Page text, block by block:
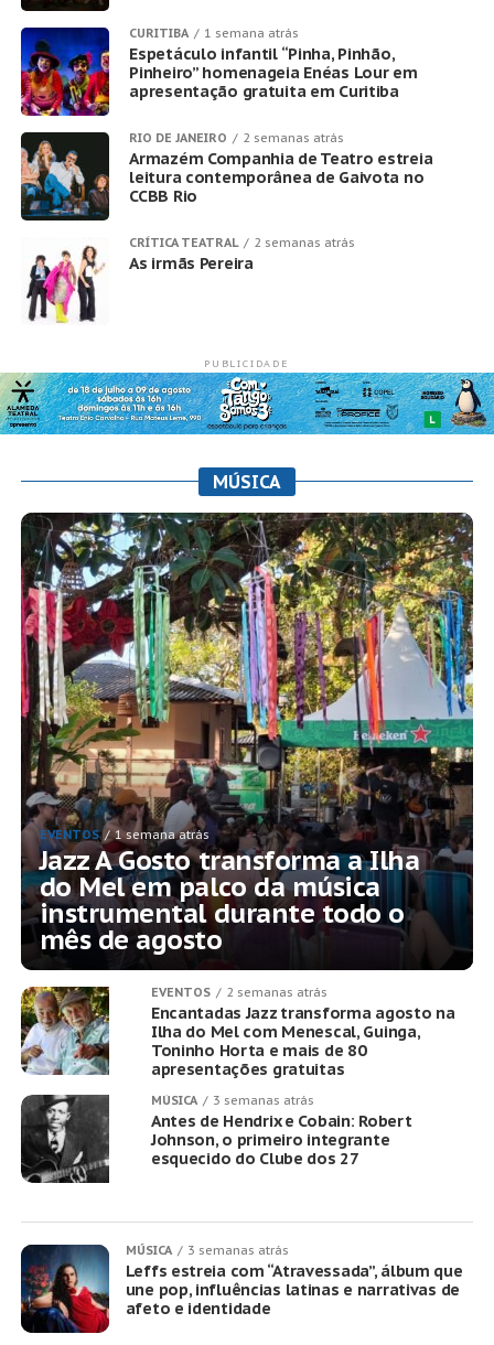
CURITIBA 1 semana atrás
Espetáculo infantil “Pinha, Pinhão,
Pinheiro” homenageia Enéas Lour em
apresentação gratuita em Curitiba
RIO DE JANEIRO 2 semanas atrás
Armazém Companhia de Teatro estreia
leitura contemporânea de Gaivota no
CCBB Rio
CRÍTICA TEATRAL 2 semanas atrás
As irmãs Pereira
PUBLICIDADE
MÚSICA
EVENTOS 1 semana atrás
Jazz A Gosto transforma a Ilha
do Mel em palco da música
instrumental durante todo o
mês de agosto
EVENTOS 2 semanas atrás
Encantadas Jazz transforma agosto na
Ilha do Mel com Menescal, Guinga,
Toninho Horta e mais de 80
apresentações gratuitas
MÚSICA 3 semanas atrás
Antes de Hendrix e Cobain: Robert
Johnson, o primeiro integrante
esquecido do Clube dos 27
MÚSICA 3 semanas atrás
Leffs estreia com “Atravessada”, álbum que
une pop, influências latinas e narrativas de
afeto e identidade